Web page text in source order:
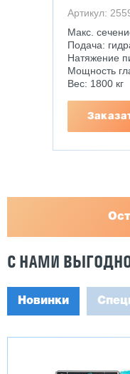
Артикул:
Макс.
Подача:
Натяжение
Мощность
Вес: 1800 кг
С НАМИ
Новинки